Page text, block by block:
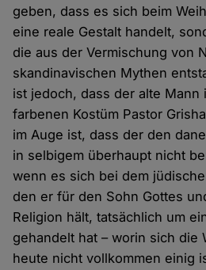
geben, dass es sich beim
eine reale Gestalt handelt,
die aus der Vermischung von
skandinavischen Mythen
ist jedoch, dass der alte Mann
farbenen Kostüm Pastor
im Auge ist, dass der den
in selbigem überhaupt nicht
wenn es sich bei dem
den er für den Sohn Gottes
Religion hält, tatsächlich um
gehandelt hat – worin sich die
heute nicht vollkommen einig